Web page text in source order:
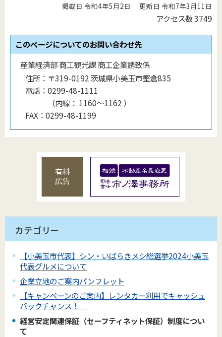
掲載日 令和4年5月2日 更新日 令和7年3月11日
アクセス数3749
このページについてのお問い合わせ先
産業経済部 商工観光課 商工企業誘致係
住所： 〒319-0192 茨城県小美玉市堅倉835
電話： 0299-48-1111
（内線 ： 1160〜1162 ）
FAX： 0299-48-1199
有料
広告
カテゴリー
【小美玉市代表】シン・いばらきメシ総選挙2024小美玉
代表グルメについて
企業立地のご案内パンフレット
【キャンペーンのご案内】レンタカー利用でキャッシュ
バックチャンス！
経営安定関連保証（セーフティネット保証）制度につい
て